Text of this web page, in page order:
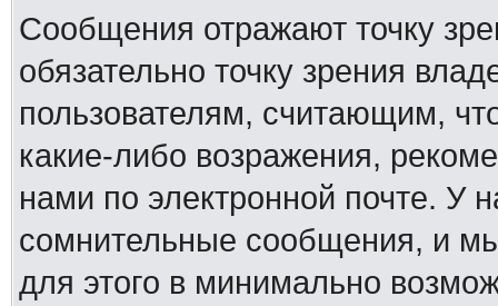
Сообщения отражают точку
обязательно точку зрения
пользователям, считающим,
какие-либо возражения,
нами по электронной почте. У
сомнительные сообщения, и
для этого в минимально